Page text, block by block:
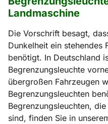
Landmaschine
Die Vorschrift besagt,
Dunkelheit ein stehendes
benötigt. In Deutschland
Begrenzungsleuchte
übergroßen Fahrzeugen
Begrenzungsleuchten
Begrenzungsleuchten,
sind, finden Sie in